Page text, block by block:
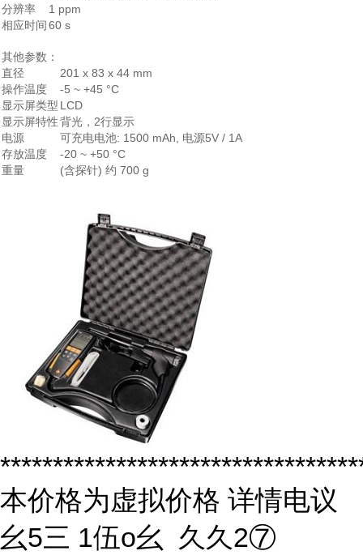
分辨率
1 ppm
相应时间60 s
其他参数：
直径
201 x 83 x 44 mm
操作温度
-5 ~ +45 °C
显示屏类型 LCD
显示屏特性背光，2行显示
电源
可充电电池: 1500 mAh, 电源5V / 1A
存放温度
-20 ~ +50 °C
重量
(含探针) 约 700 g
本价格为虚拟价格 详情电议
幺5三 1伍o幺 久久2⑦